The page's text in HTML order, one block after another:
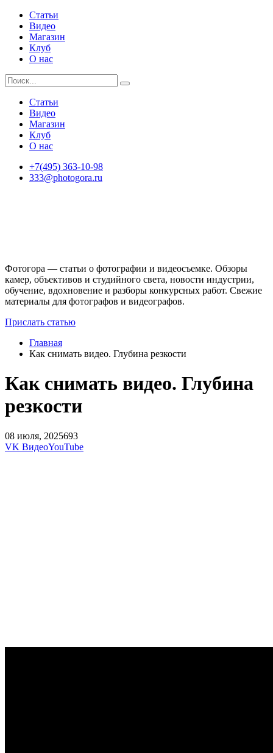
Статьи
Видео
Магазин
Клуб
О нас
Статьи
Видео
Магазин
Клуб
О нас
+7(495) 363-10-98
333@photogora.ru
Фотогора — статьи о фотографии и видеосъемке. Обзоры
камер, объективов и студийного света, новости индустрии,
обучение, вдохновение и разборы конкурсных работ. Свежие
материалы для фотографов и видеографов.
Прислать статью
Главная
Как снимать видео. Глубина резкости
Как снимать видео. Глубина
резкости
08 июля, 2025693
VK ВидеоYouTube